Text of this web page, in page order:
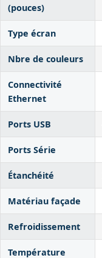
(pouces)
Type écran
Nbre de couleurs
Connectivité
Ethernet
Ports USB
Ports Série
Étanchéité
Matériau façade
Refroidissement
Température